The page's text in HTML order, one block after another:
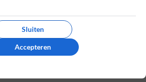
en het
review te plaatsen. Ik verklaar ook dat
heb met dit bedrijf.
en hoe wij zorgen dat reviews
Sluiten
Accepteren